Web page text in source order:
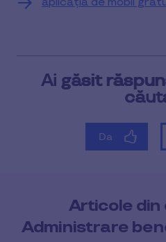
Articole din
Administrare